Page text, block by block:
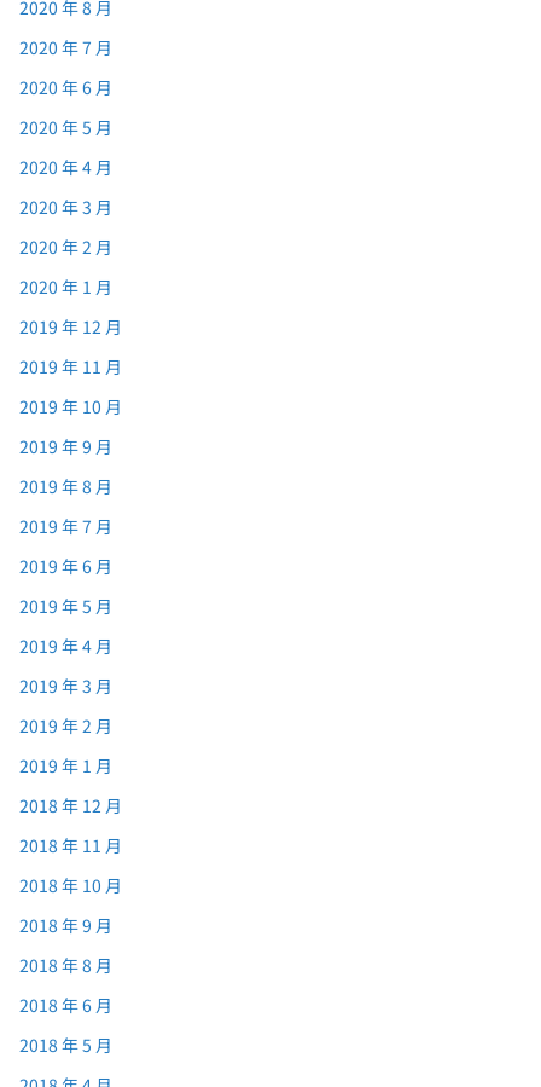
2020 年 8 月
2020 年 7 月
2020 年 6 月
2020 年 5 月
2020 年 4 月
2020 年 3 月
2020 年 2 月
2020 年 1 月
2019 年 12 月
2019 年 11 月
2019 年 10 月
2019 年 9 月
2019 年 8 月
2019 年 7 月
2019 年 6 月
2019 年 5 月
2019 年 4 月
2019 年 3 月
2019 年 2 月
2019 年 1 月
2018 年 12 月
2018 年 11 月
2018 年 10 月
2018 年 9 月
2018 年 8 月
2018 年 6 月
2018 年 5 月